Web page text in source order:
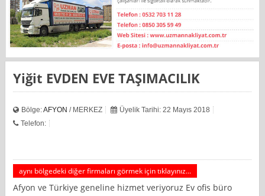
Yiğit EVDEN EVE TAŞIMACILIK
Bölge:AFYON / MERKEZ
Üyelik Tarihi: 22 Mayıs 2018
Telefon:
aynı bölgedeki diğer firmaları görmek için tıklayınız...
Afyon ve Türkiye geneline hizmet veriyoruz Ev ofis büro